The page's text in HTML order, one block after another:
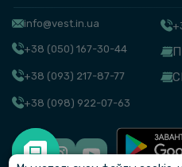
info@vest.in.ua
+38 (050) 167-30-44
+38 (093) 217-87-77
+38 (098) 922-07-63